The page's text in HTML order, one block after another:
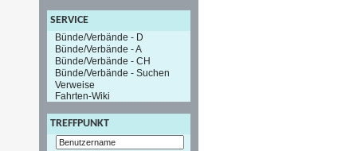
SERVICE
Bünde/Verbände - D
Bünde/Verbände - A
Bünde/Verbände - CH
Bünde/Verbände - Suchen
Verweise
Fahrten-Wiki
TREFFPUNKT